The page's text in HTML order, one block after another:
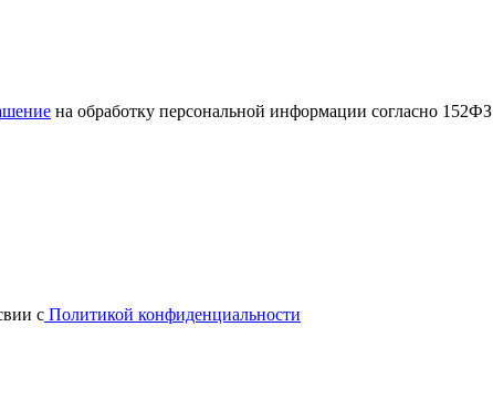
на обработку персональной информации согласно 152ФЗ
с Политикой конфиденциальности